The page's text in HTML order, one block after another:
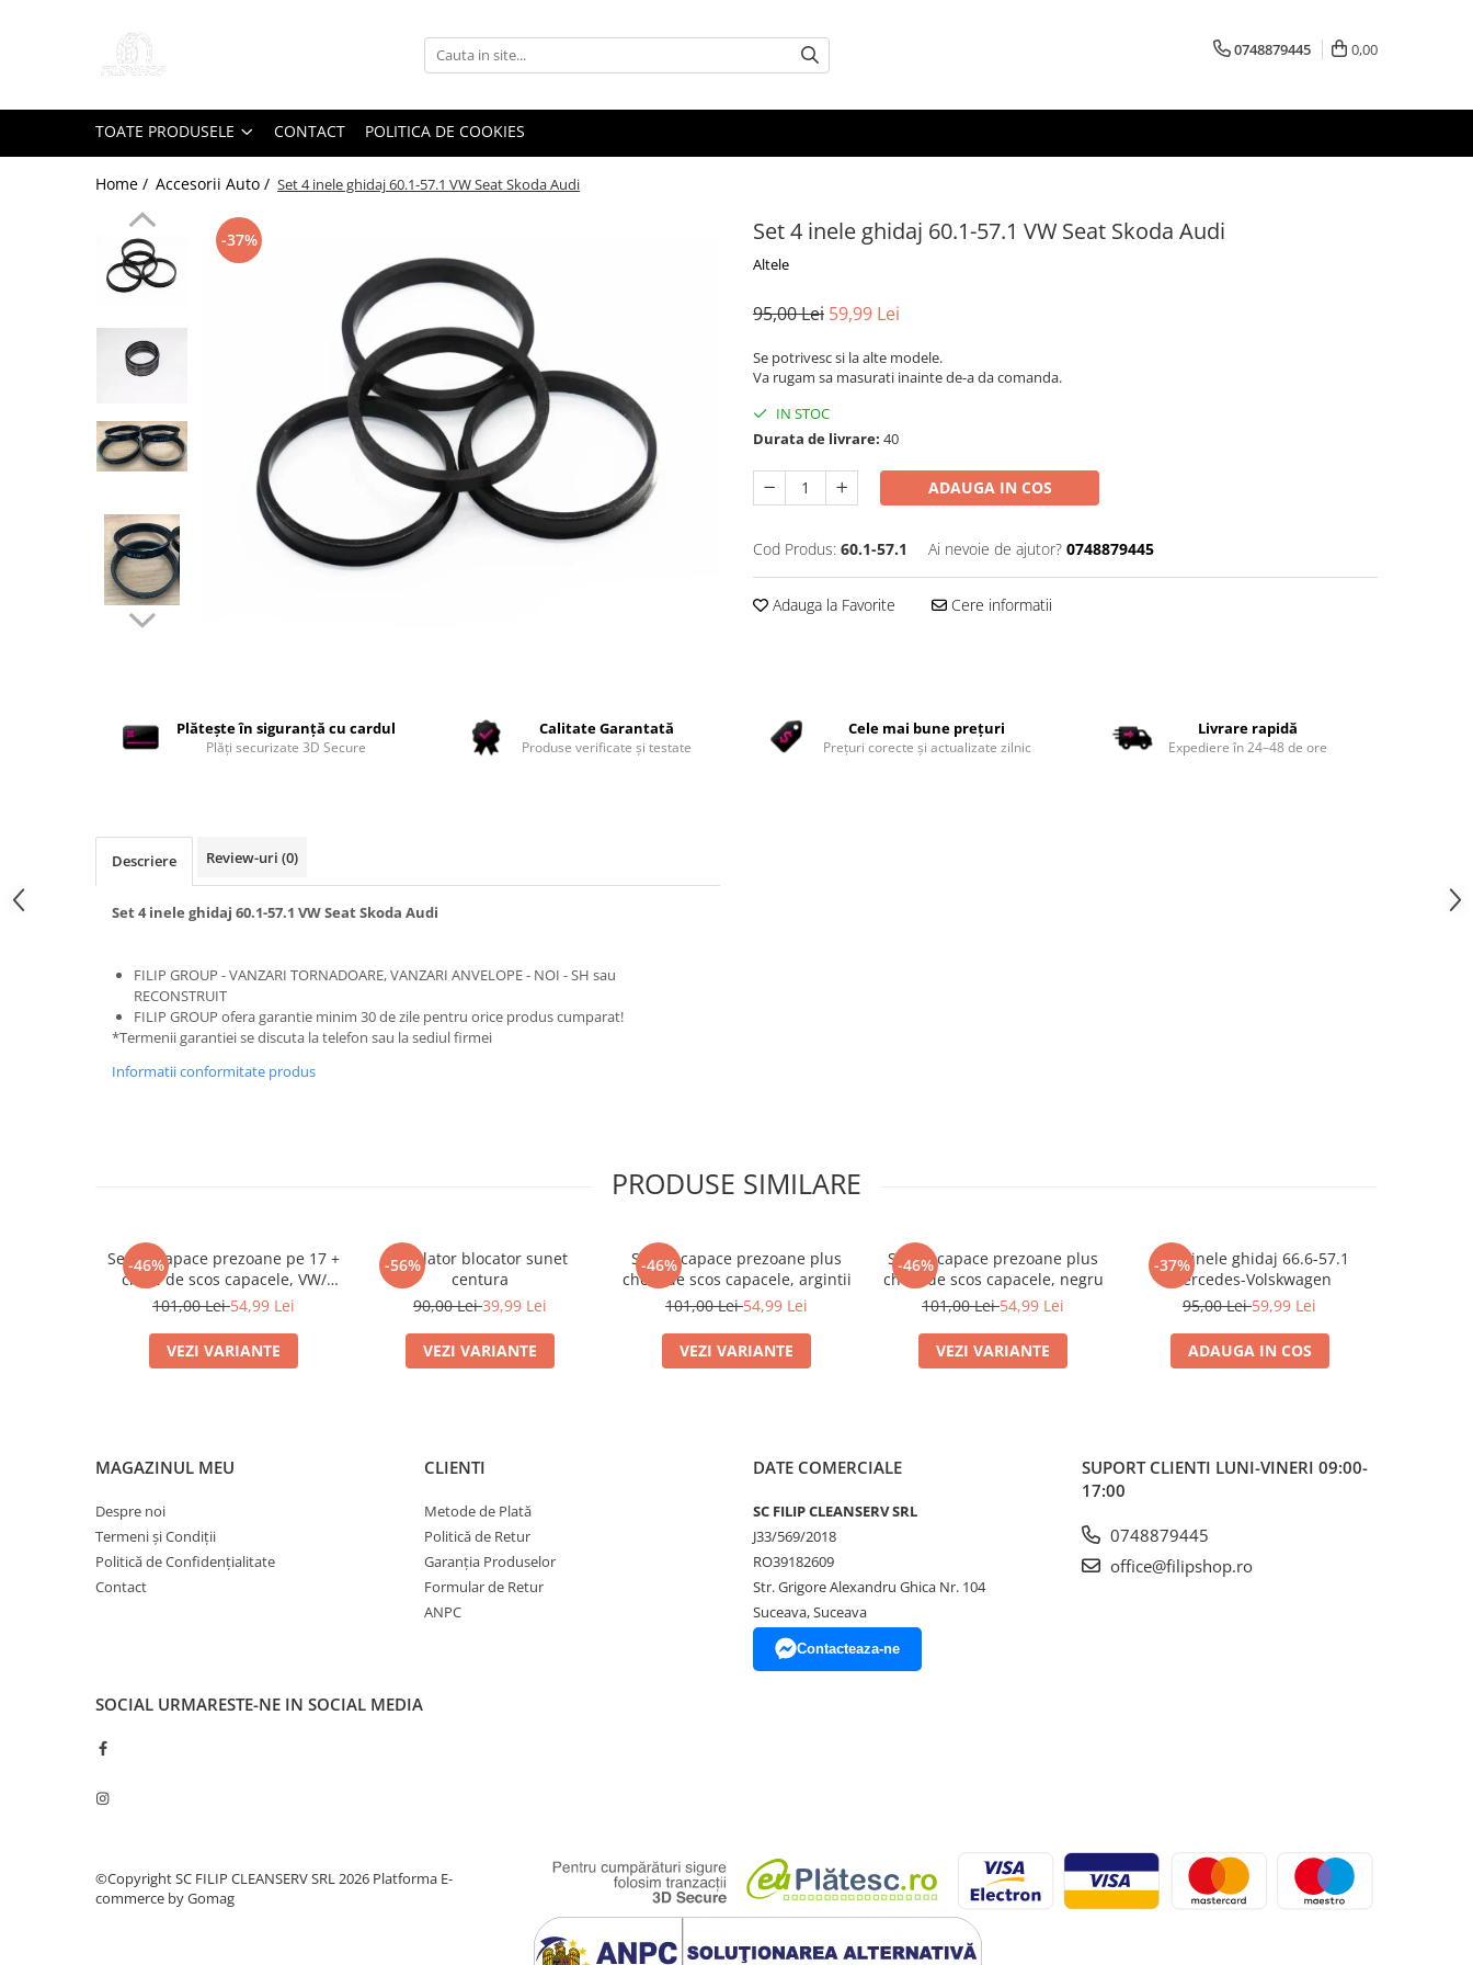
Toate Produsele
Anvelope Second-Hand
Anvelope SH iarna
Anvelope SH vara
Capace Jante
Jante Second-Hand
Padele Auto
Accesorii Exterior Auto
Inele de Ghidaj
Piese de schimb
Solutii Exterior Auto
Scule și Unelte
Scule Vopsitorie
Scule Vulcanizare
Cadouri Potrivite
Accesorii Telefon
0748879445 0,00
TOATE PRODUSELE CONTACT POLITICA DE COOKIES
Home / Accesorii Auto / Set 4 inele ghidaj 60.1-57.1 VW Seat Skoda Audi
Set 4 inele ghidaj 60.1-57.1 VW Seat Skoda Audi
Altele
-37%
95,00 Lei 59,99 Lei
Se potrivesc si la alte modele.
Va rugam sa masurati inainte de-a da comanda.
IN STOC
Durata de livrare: 40
ADAUGA IN COS
Cod Produs: 60.1-57.1 Ai nevoie de ajutor? 0748879445
Adauga la Favorite Cere informatii
Plătește în siguranță cu cardul
Plăți securizate 3D Secure
Calitate Garantată
Produse verificate și testate
Cele mai bune prețuri
Prețuri corecte și actualizate zilnic
Livrare rapidă
Expediere în 24–48 de ore
Descriere Review-uri (0)
Set 4 inele ghidaj 60.1-57.1 VW Seat Skoda Audi
FILIP GROUP - VANZARI TORNADOARE, VANZARI ANVELOPE - NOI - SH sau
RECONSTRUIT
FILIP GROUP ofera garantie minim 30 de zile pentru orice produs cumparat!
*Termenii garantiei se discuta la telefon sau la sediul firmei
Informatii conformitate produs
PRODUSE SIMILARE
-46%
Set 20 capace prezoane pe 17 +
cheie de scos capacele, VW/
Audi /Skoda
101,00 Lei54,99 Lei
VEZI VARIANTE
-56%
Anulator blocator sunet
centura
90,00 Lei39,99 Lei
VEZI VARIANTE
-46%
Set 20 capace prezoane plus
cheie de scos capacele, argintii
101,00 Lei54,99 Lei
VEZI VARIANTE
-46%
Set 20 capace prezoane plus
cheie de scos capacele, negru
101,00 Lei54,99 Lei
VEZI VARIANTE
-37%
Set 4 inele ghidaj 66.6-57.1
Mercedes-Volskwagen
95,00 Lei59,99 Lei
ADAUGA IN COS
MAGAZINUL MEU
Despre noi
Termeni și Condiții
Politică de Confidențialitate
Contact
CLIENTI
Metode de Plată
Politică de Retur
Garanția Produselor
Formular de Retur
ANPC
DATE COMERCIALE
SC FILIP CLEANSERV SRL
J33/569/2018
RO39182609
Str. Grigore Alexandru Ghica Nr. 104
Suceava, Suceava
Contacteaza-ne
SUPORT CLIENTI LUNI-VINERI 09:00-
17:00
0748879445
office@filipshop.ro
SOCIAL URMARESTE-NE IN SOCIAL MEDIA
©Copyright SC FILIP CLEANSERV SRL 2026 Platforma E-
commerce by Gomag